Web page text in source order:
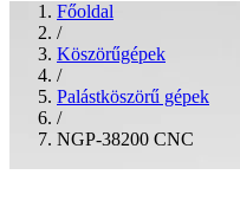
Főoldal
/
Köszörűgépek
/
Palástköszörű gépek
/
NGP-38200 CNC